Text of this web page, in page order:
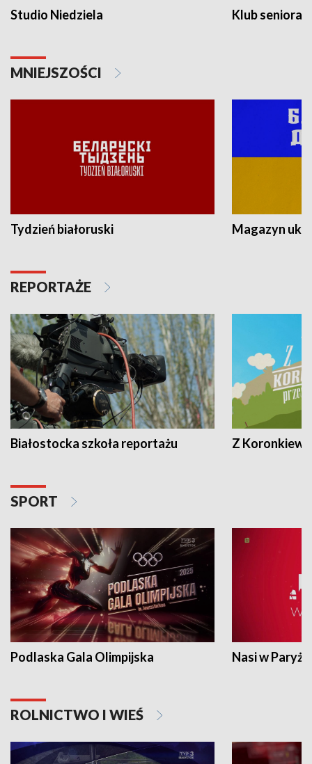
Studio Niedziela Klub seniora
MNIEJSZOŚCI
Tydzień białoruski Magazyn
REPORTAŻE
Białostocka szkoła reportażu Z
SPORT
Podlaska Gala Olimpijska Nasi w Paryżu
ROLNICTWO I WIEŚ